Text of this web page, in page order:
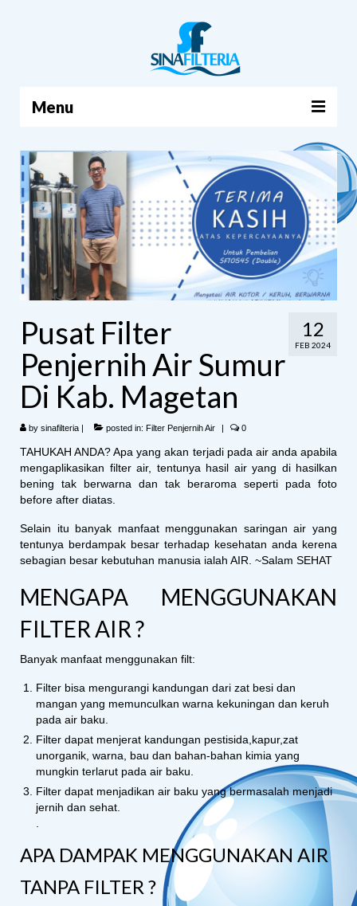
Menu
BERANDA
PRODUK
TENTANG KAMI
ARTIKEL
HUBUNGI KAMI
12
FEB 2024
Pusat Filter
Penjernih Air Sumur
Di Kab. Magetan
by sinafilteria | posted in: Filter Penjernih Air | 0
TAHUKAH ANDA? Apa yang akan terjadi pada air anda apabila
mengaplikasikan filter air, tentunya hasil air yang di hasilkan
bening tak berwarna dan tak beraroma seperti pada foto
before after diatas.
Selain itu banyak manfaat menggunakan saringan air yang
tentunya berdampak besar terhadap kesehatan anda kerena
sebagian besar kebutuhan manusia ialah AIR. ~Salam SEHAT
MENGAPA MENGGUNAKAN
FILTER AIR ?
Banyak manfaat menggunakan filt:
Filter bisa mengurangi kandungan dari zat besi dan
mangan yang memunculkan warna kekuningan dan keruh
pada air baku.
Filter dapat menjerat kandungan pestisida,kapur,zat
unorganik, warna, bau dan bahan-bahan kimia yang
mungkin terlarut pada air baku.
Filter dapat menjadikan air baku yang bermasalah menjadi
jernih dan sehat.
APA DAMPAK MENGGUNAKAN AIR
TANPA FILTER ?